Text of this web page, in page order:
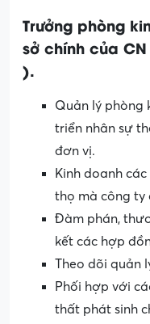
Trưởng phòng
sở chính của
).
Quản lý phòng
triển nhân sự
đơn vị.
Kinh doanh
thọ mà công ty
Đàm phán,
kết các hợp
Theo dõi quản
Phối hợp với
thất phát sinh